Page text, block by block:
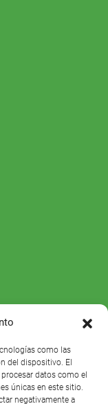
como las
del dispositivo. El
datos como el
únicas en este sitio.
negativamente a